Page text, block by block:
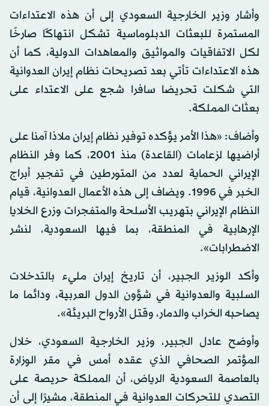
وأشار وزير الخارجية السعودي إلى أن هذه الاعتداءات
المستمرة للبعثات الدبلوماسية تشكل انتهاكًا صارخًا
لكل الاتفاقيات والمواثيق والمعاهدات الدولية، كما أن
هذه الاعتداءات تأتي بعد تصريحات نظام إيران العدوانية
التي شكلت تحريضا سافرا شجع على الاعتداء على
بعثات المملكة.
وأضاف: «هذا الأمر يؤكده توفير نظام إيران ملاذا آمنا على
أراضيها لزعامات (القاعدة) منذ 2001، كما وفر النظام
الإيراني الحماية لعدد من المتورطين في تفجير أبراج
الخبر في 1996. ويضاف إلى هذه الأعمال العدوانية، قيام
النظام الإيراني بتهريب الأسلحة والمتفجرات وزرع الخلايا
الإرهابية في المنطقة، بما فيها السعودية، لنشر
الاضطرابات».
وأكد الوزير الجبير، أن تاريخ إيران مليء بالتدخلات
السلبية والعدوانية في شؤون الدول العربية، ودائما ما
يصاحبه الخراب والدمار، وقتل الأرواح البريئة».
وأوضح عادل الجبير، وزير الخارجية السعودي، خلال
المؤتمر الصحافي الذي عقده أمس في مقر الوزارة
بالعاصمة السعودية الرياض، أن المملكة حريصة على
التصدي للتحركات العدوانية في المنطقة، مشيرًا إلى أن